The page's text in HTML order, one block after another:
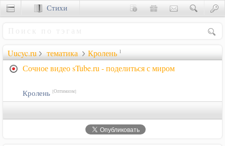
Uucyc.ru тематика Кролень 1
Сочное видео sTube.ru - поделиться с миром
Кролень [Оптимизм]
Стихи